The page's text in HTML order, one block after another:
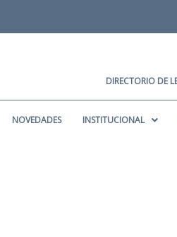
DIRECTORIO DE
NOVEDADES INSTITUCIONAL